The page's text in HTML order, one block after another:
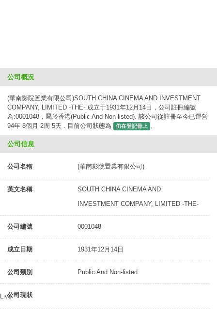
公司概況
(華南影院置業有限公司)SOUTH CHINA CINEMA AND INVESTMENT
COMPANY, LIMITED -THE- 成立于1931年12月14日，公司註冊編號
為:0001048，屬於香港(Public And Non-listed). 該公司從註冊至今已運營
94年 8個月 2周 5天 . 目前公司狀態為
仍在登記冊上 。
公司信息
公司名稱 (華南影院置業有限公司)
英文名稱
SOUTH CHINA CINEMA AND
INVESTMENT COMPANY, LIMITED -THE-
公司編號 0001048
成立日期 1931年12月14日
公司類別 Public And Non-listed
公司現狀
Live